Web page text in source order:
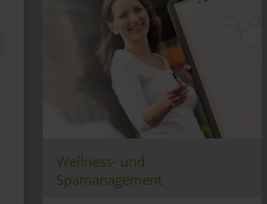
Wellness- und
Spamanagement